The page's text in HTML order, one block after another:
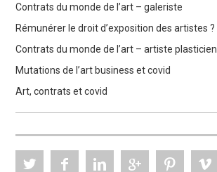
Contrats du monde de l’art – galeriste
Rémunérer le droit d’exposition des artistes ?
Contrats du monde de l’art – artiste plasticien
Mutations de l’art business et covid
Art, contrats et covid